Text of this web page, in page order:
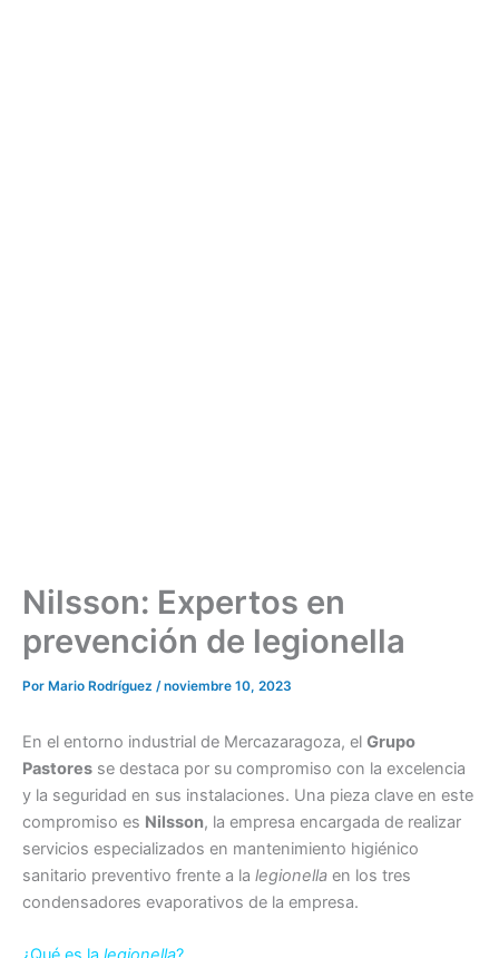
Nilsson: Expertos en
prevención de legionella
Por Mario Rodríguez /noviembre 10, 2023
En el entorno industrial de Mercazaragoza, el Grupo
Pastores se destaca por su compromiso con la excelencia
y la seguridad en sus instalaciones. Una pieza clave en este
compromiso es Nilsson, la empresa encargada de realizar
servicios especializados en mantenimiento higiénico
sanitario preventivo frente a la legionella en los tres
condensadores evaporativos de la empresa.